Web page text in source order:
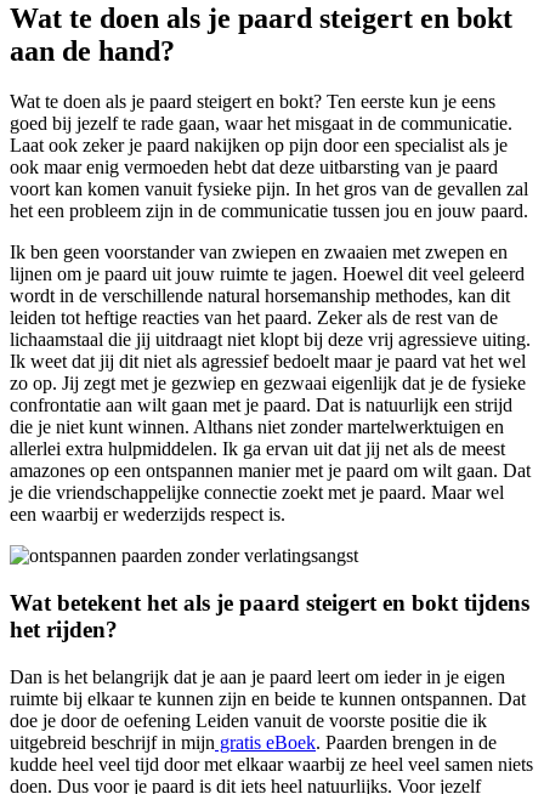
Wat te doen als je paard steigert en bokt
aan de hand?
Wat te doen als je paard steigert en bokt? Ten eerste kun je eens
goed bij jezelf te rade gaan, waar het misgaat in de communicatie.
Laat ook zeker je paard nakijken op pijn door een specialist als je
ook maar enig vermoeden hebt dat deze uitbarsting van je paard
voort kan komen vanuit fysieke pijn. In het gros van de gevallen zal
het een probleem zijn in de communicatie tussen jou en jouw paard.
Ik ben geen voorstander van zwiepen en zwaaien met zwepen en
lijnen om je paard uit jouw ruimte te jagen. Hoewel dit veel geleerd
wordt in de verschillende natural horsemanship methodes, kan dit
leiden tot heftige reacties van het paard. Zeker als de rest van de
lichaamstaal die jij uitdraagt niet klopt bij deze vrij agressieve uiting.
Ik weet dat jij dit niet als agressief bedoelt maar je paard vat het wel
zo op. Jij zegt met je gezwiep en gezwaai eigenlijk dat je de fysieke
confrontatie aan wilt gaan met je paard. Dat is natuurlijk een strijd
die je niet kunt winnen. Althans niet zonder martelwerktuigen en
allerlei extra hulpmiddelen. Ik ga ervan uit dat jij net als de meest
amazones op een ontspannen manier met je paard om wilt gaan. Dat
je die vriendschappelijke connectie zoekt met je paard. Maar wel
een waarbij er wederzijds respect is.
Wat betekent het als je paard steigert en bokt tijdens
het rijden?
Dan is het belangrijk dat je aan je paard leert om ieder in je eigen
ruimte bij elkaar te kunnen zijn en beide te kunnen ontspannen. Dat
doe je door de oefening Leiden vanuit de voorste positie die ik
uitgebreid beschrijf in mijn gratis eBoek. Paarden brengen in de
kudde heel veel tijd door met elkaar waarbij ze heel veel samen niets
doen. Dus voor je paard is dit iets heel natuurlijks. Voor jezelf